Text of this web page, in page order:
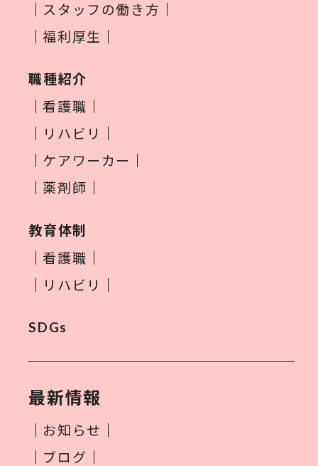
スタッフの働き方
福利厚生
職種紹介
看護職
リハビリ
ケアワーカー
薬剤師
教育体制
看護職
リハビリ
SDGs
最新情報
お知らせ
ブログ